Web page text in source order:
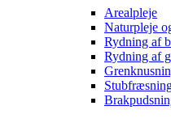
Arealpleje
Naturpleje
Rydning af
Rydning af